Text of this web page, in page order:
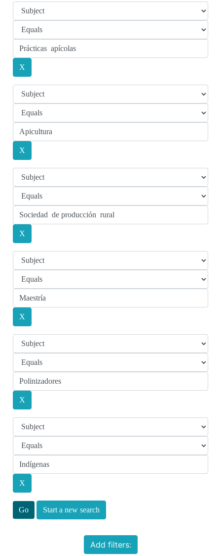
Start a new search
Add filters: